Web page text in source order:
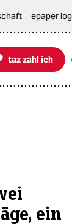
epaper
zahl ich
taz zahl ich
ein